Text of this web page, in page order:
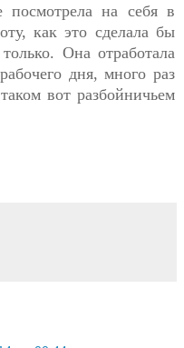
посмотрела на себя в
как это сделала бы
Она отработала
дня, много раз
вот разбойничьем